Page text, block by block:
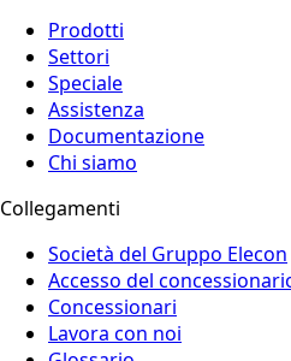
Prodotti
Settori
Speciale
Assistenza
Documentazione
Chi siamo
Collegamenti
Società del Gruppo Elecon
Accesso del
Concessionari
Lavora con noi